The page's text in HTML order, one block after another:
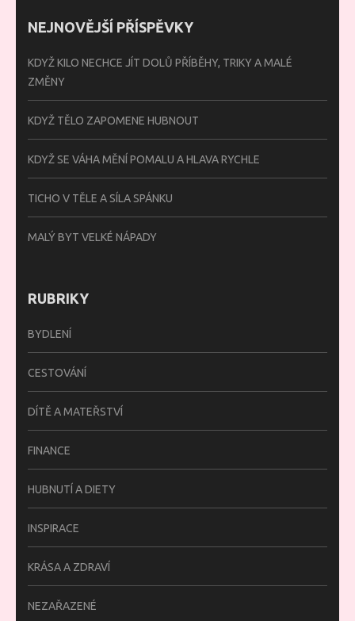
NEJNOVĚJŠÍ PŘÍSPĚVKY
KDYŽ KILO NECHCE JÍT DOLŮ PŘÍBĚHY, TRIKY A MALÉ
ZMĚNY
KDYŽ TĚLO ZAPOMENE HUBNOUT
KDYŽ SE VÁHA MĚNÍ POMALU A HLAVA RYCHLE
TICHO V TĚLE A SÍLA SPÁNKU
MALÝ BYT VELKÉ NÁPADY
RUBRIKY
BYDLENÍ
CESTOVÁNÍ
DÍTĚ A MATEŘSTVÍ
FINANCE
HUBNUTÍ A DIETY
INSPIRACE
KRÁSA A ZDRAVÍ
NEZAŘAZENÉ